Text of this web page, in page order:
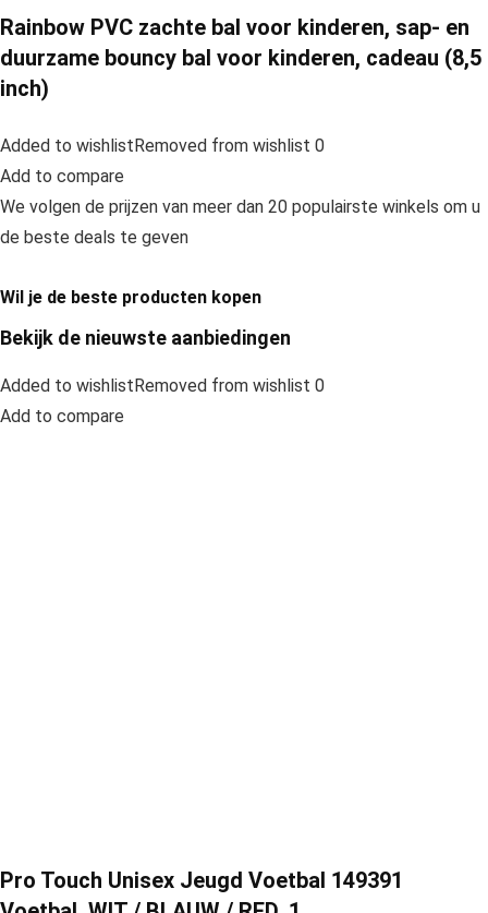
Rainbow PVC zachte bal voor kinderen, sap- en
duurzame bouncy bal voor kinderen, cadeau (8,5
inch)
Added to wishlistRemoved from wishlist 0
Add to compare
We volgen de prijzen van meer dan 20 populairste winkels om u
de beste deals te geven
Wil je de beste producten kopen
Bekijk de nieuwste aanbiedingen
Added to wishlistRemoved from wishlist 0
Add to compare
Pro Touch Unisex Jeugd Voetbal 149391